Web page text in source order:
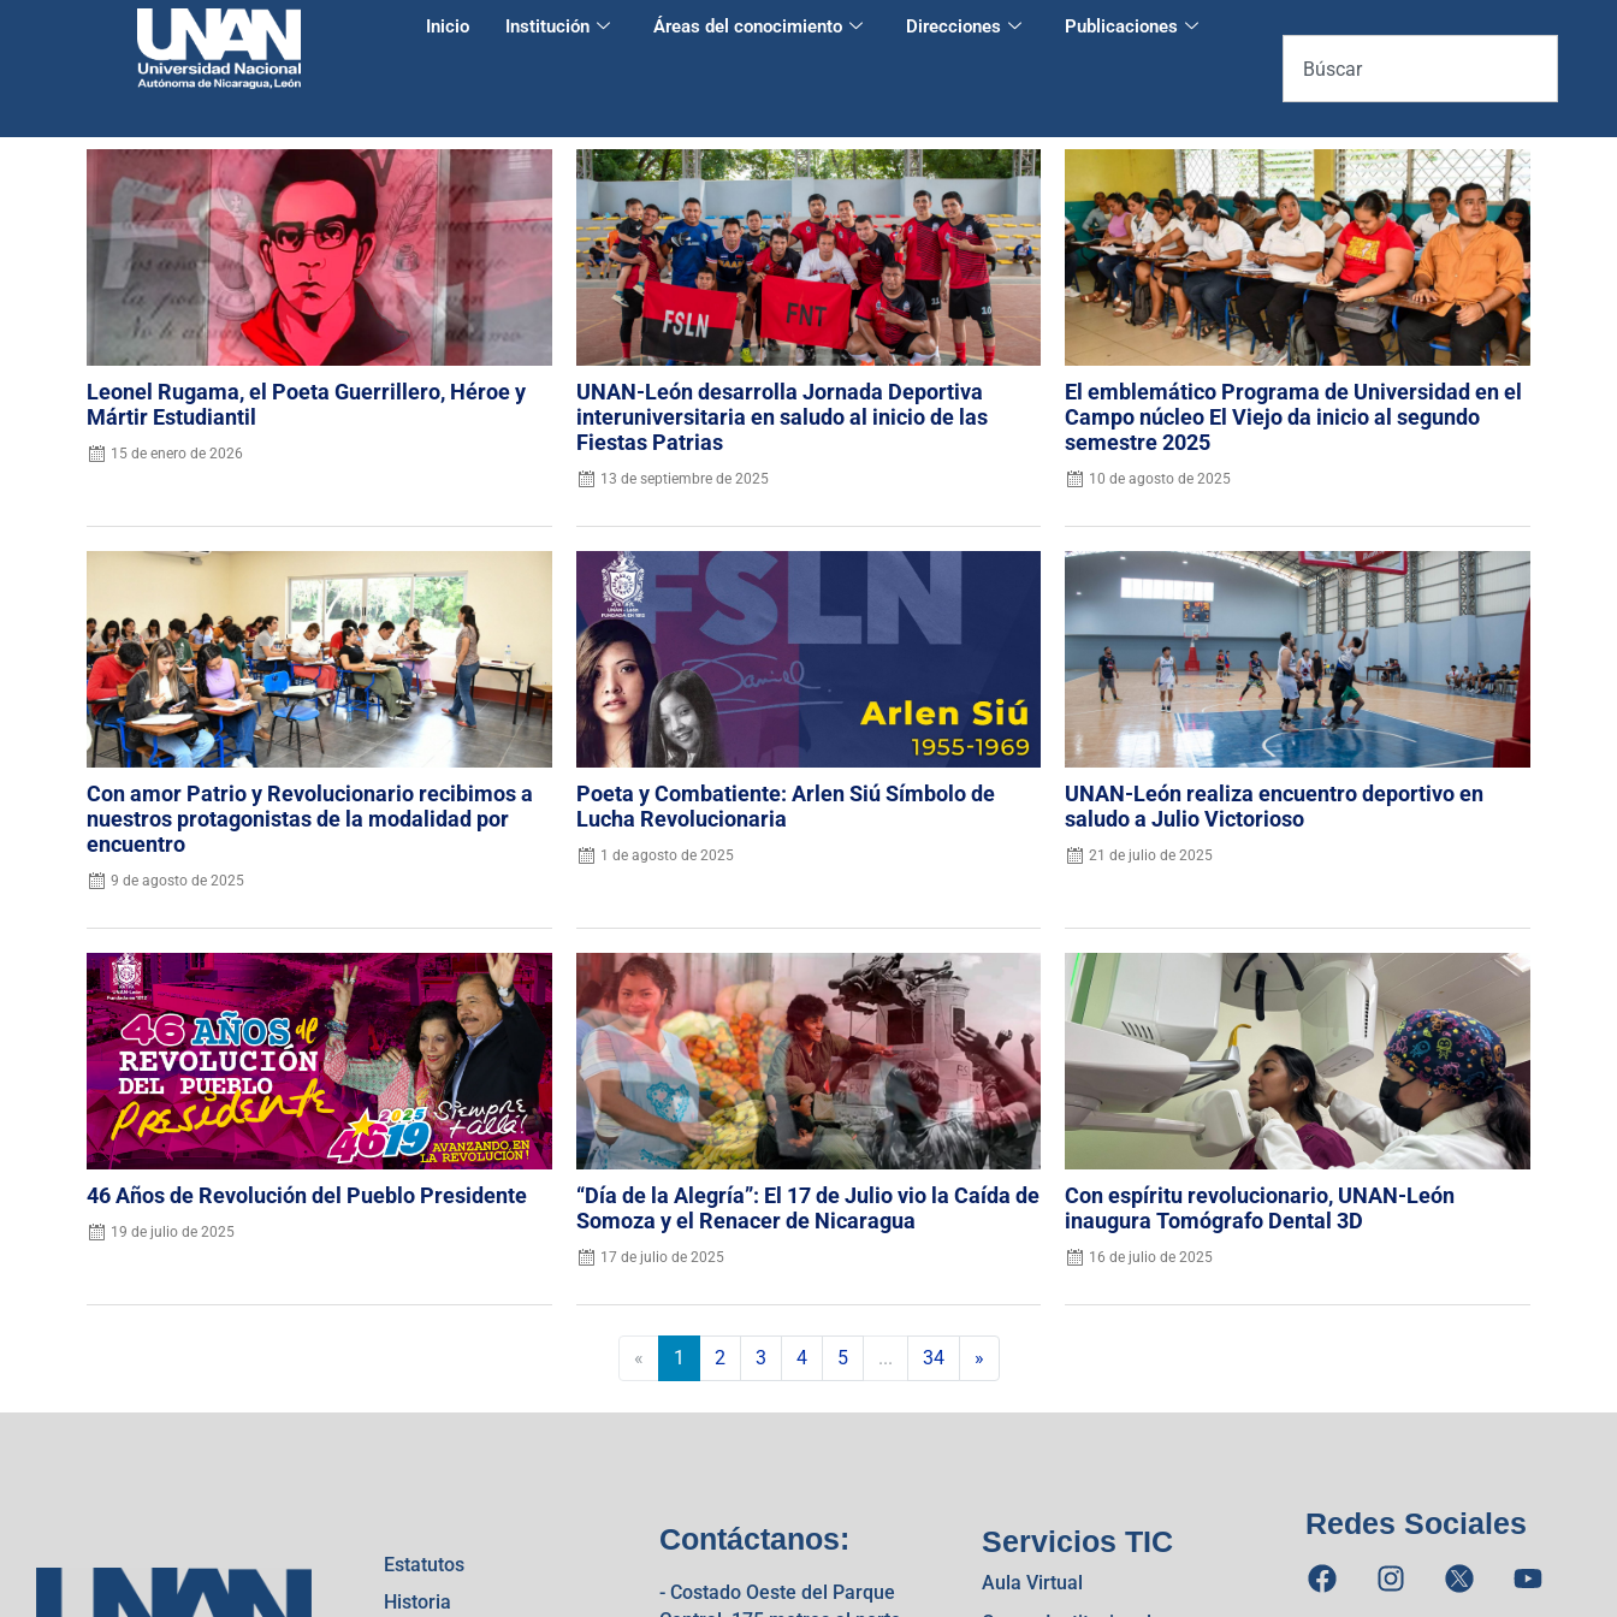
Inicio Institución Áreas del conocimiento Direcciones Publicaciones
Leonel Rugama, el Poeta Guerrillero, Héroe y
Mártir Estudiantil
15 de enero de 2026
UNAN-León desarrolla Jornada Deportiva
interuniversitaria en saludo al inicio de las
Fiestas Patrias
13 de septiembre de 2025
El emblemático Programa de Universidad en el
Campo núcleo El Viejo da inicio al segundo
semestre 2025
10 de agosto de 2025
Con amor Patrio y Revolucionario recibimos a
nuestros protagonistas de la modalidad por
encuentro
9 de agosto de 2025
Poeta y Combatiente: Arlen Siú Símbolo de
Lucha Revolucionaria
1 de agosto de 2025
UNAN-León realiza encuentro deportivo en
saludo a Julio Victorioso
21 de julio de 2025
46 Años de Revolución del Pueblo Presidente
19 de julio de 2025
“Día de la Alegría”: El 17 de Julio vio la Caída de
Somoza y el Renacer de Nicaragua
17 de julio de 2025
Con espíritu revolucionario, UNAN-León
inaugura Tomógrafo Dental 3D
16 de julio de 2025
« 1 2 3 4 5 ... 34 »
Estatutos
Historia
Contáctanos:
- Costado Oeste del Parque
Servicios TIC
Aula Virtual
Redes Sociales